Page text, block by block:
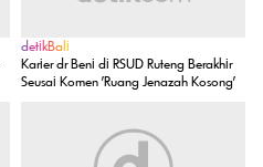
detikBali
Karier dr Beni di RSUD Ruteng Berakhir
Seusai Komen 'Ruang Jenazah Kosong'